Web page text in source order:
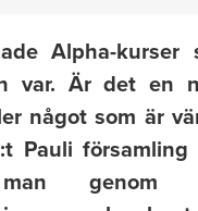
Alpha-kurser
var. Är det en
något som är
Pauli församling
genom